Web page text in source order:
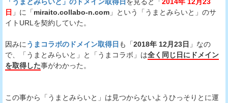
日 」に「miraito.collabo-n.com 」という「うまとみらいと」のサ
イトURLを契約していた。
因みに うまコラボのドメイン取得日 も「2018年 12月23日 」なの
で、「うまとみらいと」と「うまコラボ」は全く同じ日にドメイン
を取得した事がわかった。
この事から「うまとみらいと」は見つからないようひっそりとに運